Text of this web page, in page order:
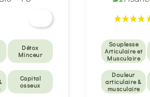
Détox
Minceur
Capital
osseux
Souplesse
Articulaire et
Musculaire
Douleur
articulaire &
musculaire